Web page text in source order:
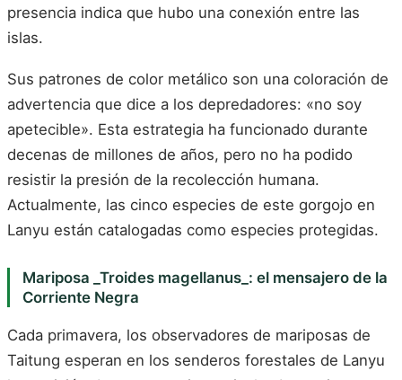
presencia indica que hubo una conexión entre las
islas.
Sus patrones de color metálico son una coloración de
advertencia que dice a los depredadores: «no soy
apetecible». Esta estrategia ha funcionado durante
decenas de millones de años, pero no ha podido
resistir la presión de la recolección humana.
Actualmente, las cinco especies de este gorgojo en
Lanyu están catalogadas como especies protegidas.
Mariposa _Troides magellanus_: el mensajero de la
Corriente Negra
Cada primavera, los observadores de mariposas de
Taitung esperan en los senderos forestales de Lanyu